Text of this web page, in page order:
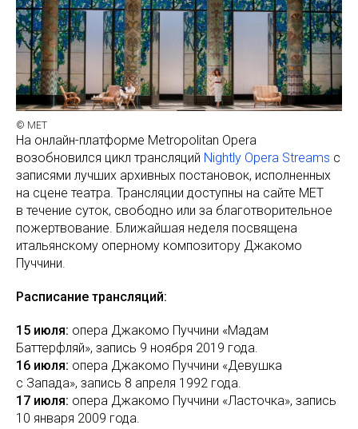
© МЕТ
На онлайн-платформе Metropolitan Opera
возобновился цикл трансляций Nightly Opera Streams с
записями лучших архивных постановок, исполненных
на сцене театра. Трансляции доступны на сайте MET
в течение суток, свободно или за благотворительное
пожертвование. Ближайшая неделя посвящена
итальянскому оперному композитору Джакомо
Пуччини.
Расписание трансляций:
15 июля: опера Джакомо Пуччини «Мадам
Баттерфляй», запись 9 ноября 2019 года.
16 июля: опера Джакомо Пуччини «Девушка
с Запада», запись 8 апреля 1992 года.
17 июля: опера Джакомо Пуччини «Ласточка», запись
10 января 2009 года.